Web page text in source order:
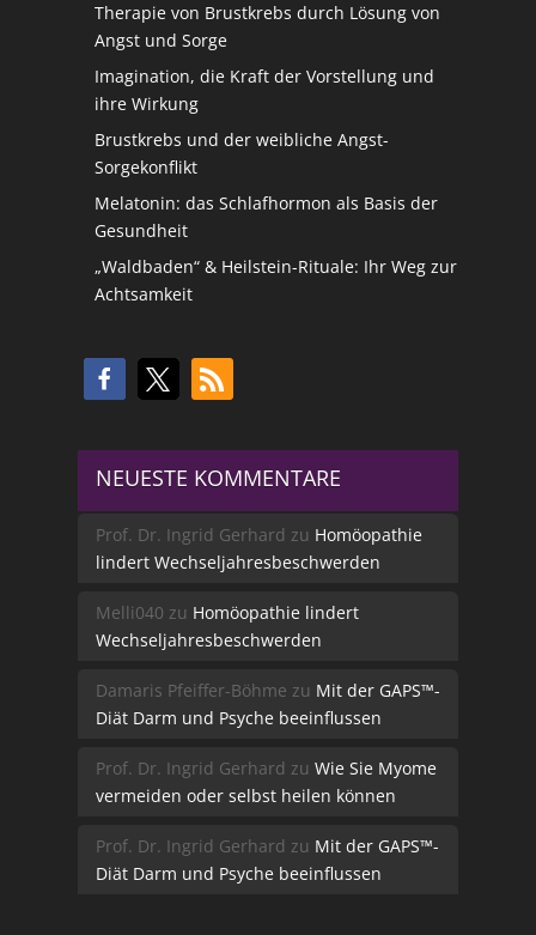
Therapie von Brustkrebs durch Lösung von
Angst und Sorge
Imagination, die Kraft der Vorstellung und
ihre Wirkung
Brustkrebs und der weibliche Angst-
Sorgekonflikt
Melatonin: das Schlafhormon als Basis der
Gesundheit
„Waldbaden“ & Heilstein-Rituale: Ihr Weg zur
Achtsamkeit
NEUESTE KOMMENTARE
Prof. Dr. Ingrid Gerhard zu Homöopathie
lindert Wechseljahresbeschwerden
Melli040 zu Homöopathie lindert
Wechseljahresbeschwerden
Damaris Pfeiffer-Böhme zu Mit der GAPS™-
Diät Darm und Psyche beeinflussen
Prof. Dr. Ingrid Gerhard zu Wie Sie Myome
vermeiden oder selbst heilen können
Prof. Dr. Ingrid Gerhard zu Mit der GAPS™-
Diät Darm und Psyche beeinflussen